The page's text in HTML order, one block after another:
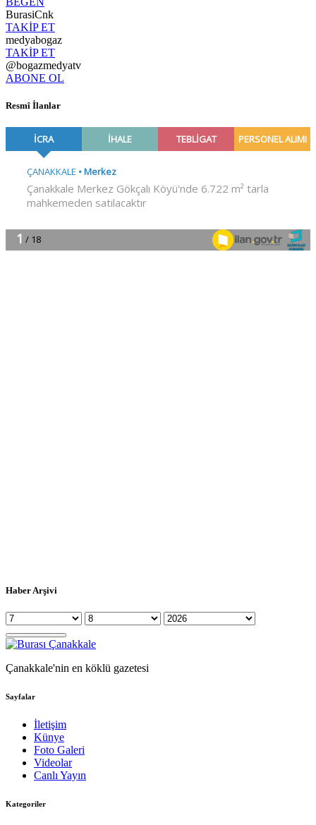
BurasiCnk
TAKİP ET
medyabogaz
TAKİP ET
@bogazmedyatv
ABONE OL
Resmî İlanlar
Haber Arşivi
Çanakkale'nin en köklü gazetesi
Sayfalar
İletişim
Künye
Foto Galeri
Videolar
Canlı Yayın
Kategoriler